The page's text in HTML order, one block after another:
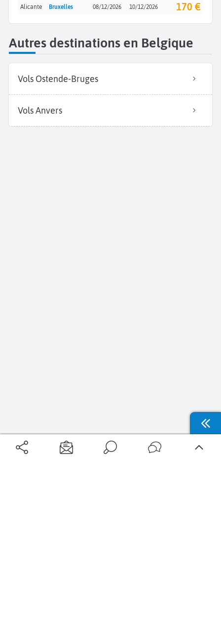
Alicante Bruxelles 08/12/2026 10/12/2026 170 €
Autres destinations en Belgique
Vols Ostende-Bruges
Vols Anvers